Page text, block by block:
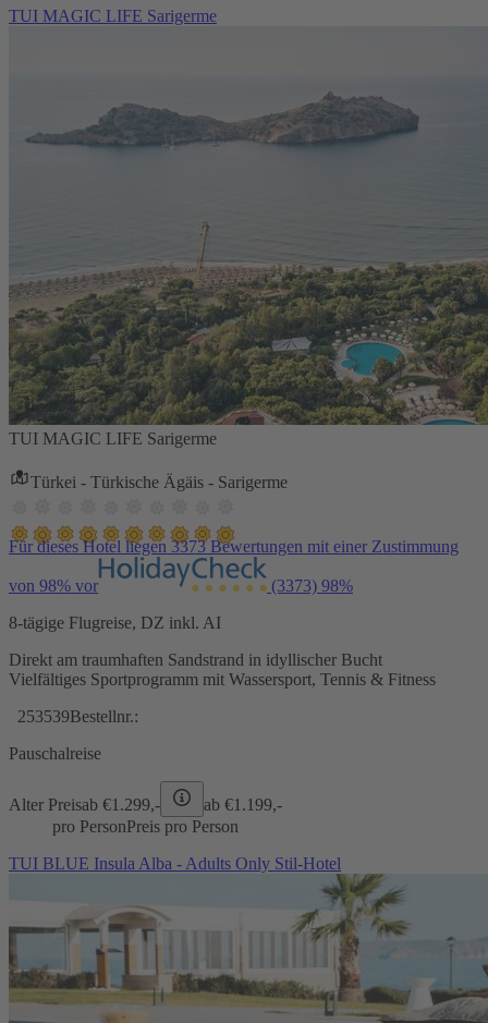
TUI MAGIC LIFE Sarigerme
TUI MAGIC LIFE Sarigerme
Türkei - Türkische Ägäis - Sarigerme
Für dieses Hotel liegen 3373 Bewertungen mit einer Zustimmung
von 98% vor (3373) 98%
8-tägige Flugreise, DZ inkl. AI
Direkt am traumhaften Sandstrand in idyllischer Bucht
Vielfältiges Sportprogramm mit Wassersport, Tennis & Fitness
253539Bestellnr.:
Pauschalreise
Alter Preisab €1.299,- ab €1.199,-
pro PersonPreis pro Person
TUI BLUE Insula Alba - Adults Only Stil-Hotel